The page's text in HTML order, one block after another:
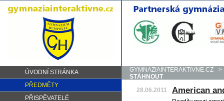
ÚVODNÍ STRÁNKA
PŘEDMĚTY
PŘISPĚVATELÉ
GYMNAZIAINTERAKTIVNE.CZ
>
STÁHNOUT
28.06.2011
American